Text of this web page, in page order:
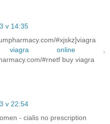
v 14:35
#xjskz]viagra
viagra online
#rnetf buy viagra
v 22:54
- cialis no prescription